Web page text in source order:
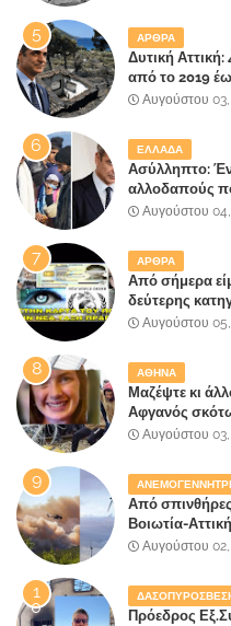
ΑΡΘΡΑ
Δυτική
από το 2019
έλαβε 40% και
Αυγούστου
ΕΛΛΑΔΑ
Ασύλληπτο:
αλλοδαπούς
κυβέρνηση!
Αυγούστου
ΑΡΘΡΑ
Από σήμερα
δεύτερης
Αυγούστου
ΑΘΗΝΑ
Μαζέψτε κι
Αφγανός
κάνει τη
Αυγούστου
Από
Βοιωτία-
την λάθος
Αυγούστου
Πρόεδρος